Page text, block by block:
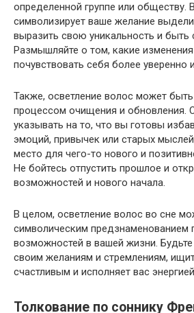
определенной группе или обществу.
символизирует ваше желание
выразить свою уникальность и быть
Размышляйте о том, какие
почувствовать себя более уверенно
Также, осветление волос может
процессом очищения и обновления.
указывать на то, что вы готовы
эмоций, привычек или старых
место для чего-то нового и
Не бойтесь отпустить прошлое и
возможностей и нового начала.
В целом, осветление волос во сне
символическим предзнаменованием
возможностей в вашей жизни.
своим желаниям и стремлениям,
счастливым и исполняет вас
Толкование по соннику